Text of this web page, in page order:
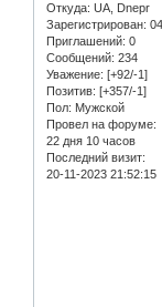
Откуда: UA, Dnepr
Зарегистрирован:
Приглашений: 0
Сообщений: 234
Уважение: [+92/-1]
Позитив: [+357/-1]
Пол: Мужской
Провел на форуме:
22 дня 10 часов
Последний визит:
20-11-2023 21:52:15